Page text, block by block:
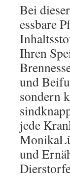
Bei
essbare
Ihren
und
sondern
jede
und